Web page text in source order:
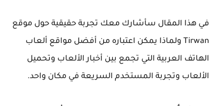
في هذا المقال سأشارك معك تجربة حقيقية حول موقع
Tirwan ولماذا يمكن اعتباره من أفضل مواقع ألعاب
الهاتف العربية التي تجمع بين أخبار الألعاب وتحميل
الألعاب وتجربة المستخدم السريعة في مكان واحد.